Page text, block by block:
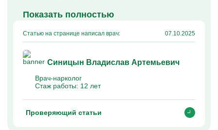
Показать полностью
Статью на странице написал врач: 07.10.2025
Синицын Владислав Артемьевич
Врач-нарколог
Стаж работы: 12 лет
Проверяющий статьи